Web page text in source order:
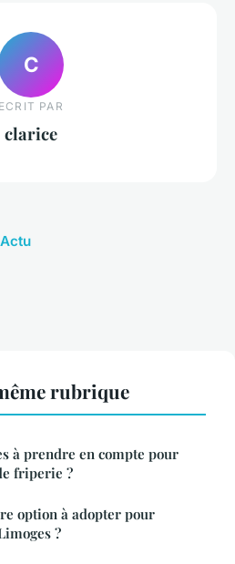
C
ECRIT PAR
clarice
rubrique
à prendre en compte pour
friperie ?
option à adopter pour
?